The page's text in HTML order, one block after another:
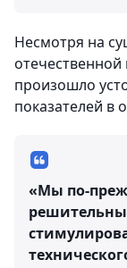
Несмотря на
произошло
показателей
«Мы по-